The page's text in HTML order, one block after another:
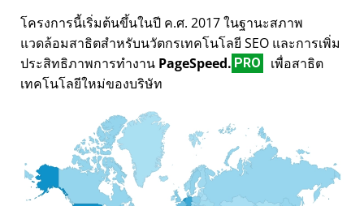
โครงการนี้เริ่มต้นขึ้นในปี ค.ศ. 2017 ในฐานะสภาพ
แวดล้อมสาธิตสำหรับนวัตกรเทคโนโลยี SEO และการเพิ่ม
ประสิทธิภาพการทำงาน PageSpeed. PRO
เพื่อสาธิต
เทคโนโลยีใหม่ของบริษัท